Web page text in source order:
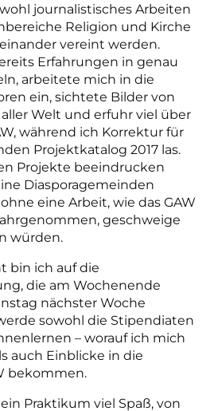
journalistisches Arbeiten
Religion und Kirche
vereint werden.
Erfahrungen in genau
arbeitete mich in die
ein, sichtete Bilder von
Welt und erfuhr viel über
während ich Korrektur für
Projektkatalog 2017 las.
Projekte beeindrucken
Diasporagemeinden
eine Arbeit, wie das GAW
geschweige
würden.
bin ich auf die
die am Wochenende
nächster Woche
sowohl die Stipendiaten
– worauf ich mich
auch Einblicke in die
bekommen.
Praktikum viel Spaß, von